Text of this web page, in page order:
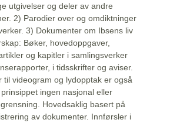
utgivelser og deler av andre
2) Parodier over og omdiktninger
3) Dokumenter om Ibsens liv
Bøker, hovedoppgaver,
og kapitler i samlingsverker
i tidsskrifter og aviser.
til videogram og lydopptak er også
ingen nasjonal eller
Hovedsaklig basert på
av dokumenter. Innførsler i